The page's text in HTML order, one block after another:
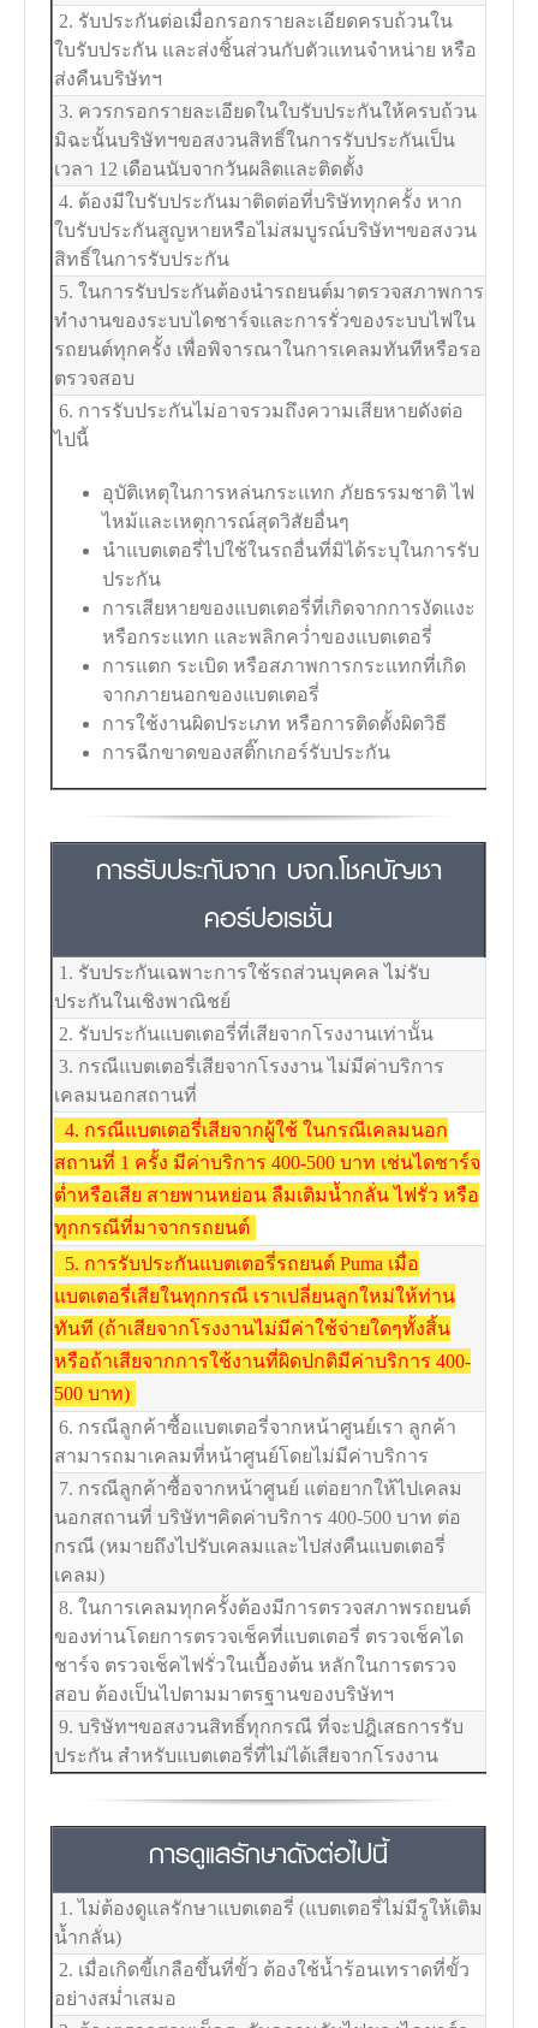
2. รับประกันต่อเมื่อกรอกรายละเอียดครบถ้วนใน
ใบรับประกัน และส่งชิ้นส่วนกับตัวแทนจำหน่าย หรือ
ส่งคืนบริษัทฯ
3. ควรกรอกรายละเอียดในใบรับประกันให้ครบถ้วน
มิฉะนั้นบริษัทฯขอสงวนสิทธิ์ในการรับประกันเป็น
เวลา 12 เดือนนับจากวันผลิตและติดตั้ง
4. ต้องมีใบรับประกันมาติดต่อที่บริษัททุกครั้ง หาก
ใบรับประกันสูญหายหรือไม่สมบูรณ์บริษัทฯขอสงวน
สิทธิ์ในการรับประกัน
5. ในการรับประกันต้องนำรถยนต์มาตรวจสภาพการ
ทำงานของระบบไดชาร์จและการรั่วของระบบไฟใน
รถยนต์ทุกครั้ง เพื่อพิจารณาในการเคลมทันทีหรือรอ
ตรวจสอบ
6. การรับประกันไม่อาจรวมถึงความเสียหายดังต่อ
ไปนี้
อุบัติเหตุในการหล่นกระแทก ภัยธรรมชาติ ไฟ
ไหม้และเหตุการณ์สุดวิสัยอื่นๆ
นำแบตเตอรี่ไปใช้ในรถอื่นที่มิได้ระบุในการรับ
ประกัน
การเสียหายของแบตเตอรี่ที่เกิดจากการงัดแงะ
หรือกระแทก และพลิกคว่ำของแบตเตอรี่
การแตก ระเบิด หรือสภาพการกระแทกที่เกิด
จากภายนอกของแบตเตอรี่
การใช้งานผิดประเภท หรือการติดตั้งผิดวิธี
การฉีกขาดของสติ๊กเกอร์รับประกัน
การรับประกันจาก บจก.โชคบัญชา
คอร์ปอเรชั่น
1. รับประกันเฉพาะการใช้รถส่วนบุคคล ไม่รับ
ประกันในเชิงพาณิชย์
2. รับประกันแบตเตอรี่ที่เสียจากโรงงานเท่านั้น
3. กรณีแบตเตอรี่เสียจากโรงงาน ไม่มีค่าบริการ
เคลมนอกสถานที่
4. กรณีแบตเตอรี่เสียจากผู้ใช้ ในกรณีเคลมนอก
สถานที่ 1 ครั้ง มีค่าบริการ 400-500 บาท เช่นไดชาร์จ
ต่ำหรือเสีย สายพานหย่อน ลืมเติมน้ำกลั่น ไฟรั่ว หรือ
ทุกกรณีที่มาจากรถยนต์
5. การรับประกันแบตเตอรี่รถยนต์ Puma เมื่อ
แบตเตอรี่เสียในทุกกรณี เราเปลี่ยนลูกใหม่ให้ท่าน
ทันที (ถ้าเสียจากโรงงานไม่มีค่าใช้จ่ายใดๆทั้งสิ้น
หรือถ้าเสียจากการใช้งานที่ผิดปกติมีค่าบริการ 400-
500 บาท)
6. กรณีลูกค้าซื้อแบตเตอรี่จากหน้าศูนย์เรา ลูกค้า
สามารถมาเคลมที่หน้าศูนย์โดยไม่มีค่าบริการ
7. กรณีลูกค้าซื้อจากหน้าศูนย์ แต่อยากให้ไปเคลม
นอกสถานที่ บริษัทฯคิดค่าบริการ 400-500 บาท ต่อ
กรณี (หมายถึงไปรับเคลมและไปส่งคืนแบตเตอรี่
เคลม)
8. ในการเคลมทุกครั้งต้องมีการตรวจสภาพรถยนต์
ของท่านโดยการตรวจเช็คที่แบตเตอรี่ ตรวจเช็คได
ชาร์จ ตรวจเช็คไฟรั่วในเบื้องต้น หลักในการตรวจ
สอบ ต้องเป็นไปตามมาตรฐานของบริษัทฯ
9. บริษัทฯขอสงวนสิทธิ์ทุกกรณี ที่จะปฎิเสธการรับ
ประกัน สำหรับแบตเตอรี่ที่ไม่ได้เสียจากโรงงาน
การดูแลรักษาดังต่อไปนี้
1. ไม่ต้องดูแลรักษาแบตเตอรี่ (แบตเตอรี่ไม่มีรูให้เติม
น้ำกลั่น)
2. เมื่อเกิดขี้เกลือขึ้นที่ขั้ว ต้องใช้น้ำร้อนเทราดที่ขั้ว
อย่างสม่ำเสมอ